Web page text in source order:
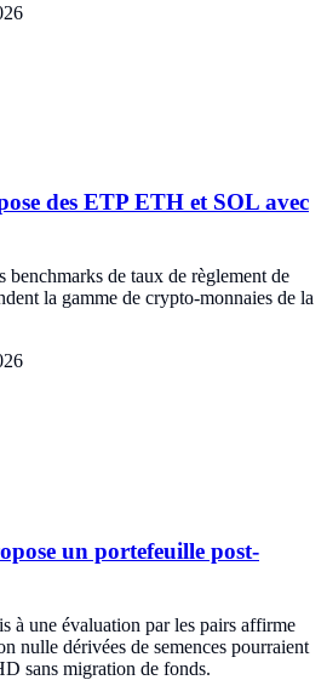
des ETP ETH et SOL avec
de taux de règlement de
la gamme de crypto-monnaies de la
un portefeuille post-
à une évaluation par les pairs affirme
nulle dérivées de semences pourraient
sans migration de fonds.